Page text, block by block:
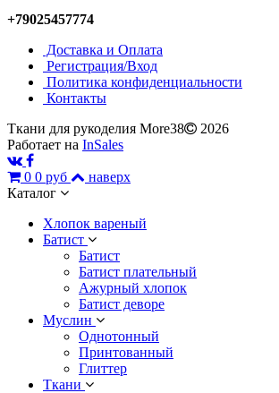
+79025457774
Доставка и Оплата
Регистрация/Вход
Политика конфиденциальности
Контакты
Ткани для рукоделия More38
2026
Работает на InSales
0 0 руб
наверх
Каталог
Хлопок вареный
Батист
Батист
Батист плательный
Ажурный хлопок
Батист деворе
Муслин
Однотонный
Принтованный
Глиттер
Ткани